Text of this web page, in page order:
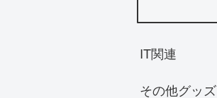
IT関連
その他グッズ